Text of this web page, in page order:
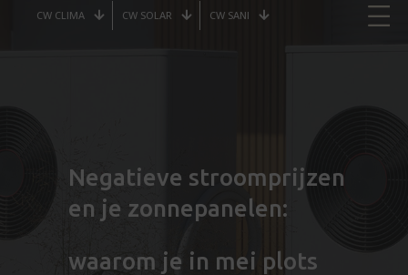
CW CLIMA CW SOLAR CW SANI
Negatieve stroomprijzen
en je zonnepanelen:
waarom je in mei plots